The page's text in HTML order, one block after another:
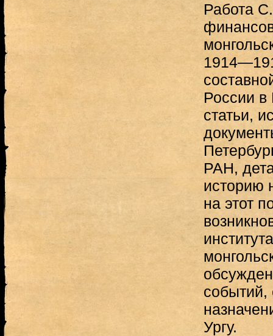
Работа
России
статьи,
РАН,
историю
на этот
событий,
Ургу.